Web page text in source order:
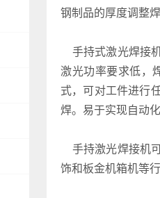
钢制品的厚度调整
手持式激光焊接
激光功率要求低，
式，可对工件进行
焊。易于实现自动
手持激光焊接机
饰和板金机箱机等